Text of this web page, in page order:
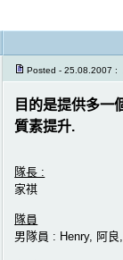
Posted - 25.08.2007 :
目的是提供多一
質素提升.
隊長 :
家祺
隊員
男隊員 : Henry, 阿